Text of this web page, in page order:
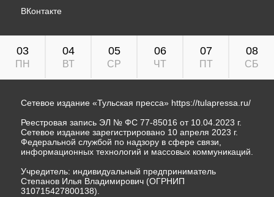
ВКонтакте
03
ПН
04
ВТ
05
СР
06
ЧТ
07
ПТ
08
СБ
Сетевое издание «Тульская пресса» https://tulapressa.ru/
Реестровая запись ЭЛ № ФС 77-85016 от 10.04.2023 г.
Сетевое издание зарегистрировано 10 апреля 2023 г.
Федеральной службой по надзору в сфере связи,
информационных технологий и массовых коммуникаций.
Учредитель: индивидуальный предприниматель
Степанов Илья Владимирович (ОГРНИП
310715427800138).